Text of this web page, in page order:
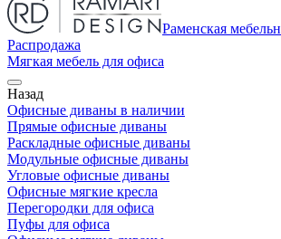
Раменская
Распродажа
Мягкая мебель для офиса
Назад
Офисные диваны в наличии
Прямые офисные диваны
Раскладные офисные диваны
Модульные офисные диваны
Угловые офисные диваны
Офисные мягкие кресла
Перегородки для офиса
Пуфы для офиса